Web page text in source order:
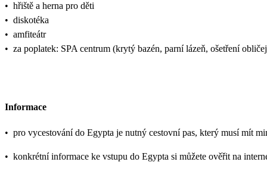
• hřiště a herna pro děti
• diskotéka
• amfiteátr
• za poplatek: SPA centrum (krytý bazén, parní lázeň, ošetření
Informace
• pro vycestování do Egypta je nutný cestovní pas, který musí mít
• konkrétní informace ke vstupu do Egypta si můžete ověřit na